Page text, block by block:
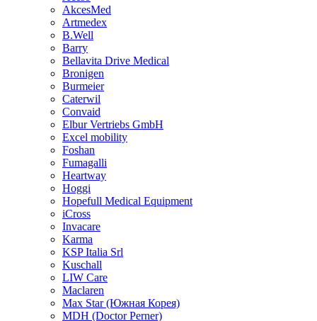
AkcesMed
Artmedex
B.Well
Barry
Bellavita Drive Medical
Bronigen
Burmeier
Caterwil
Convaid
Elbur Vertriebs GmbH
Excel mobility
Foshan
Fumagalli
Heartway
Hoggi
Hopefull Medical Equipment
iCross
Invacare
Karma
KSP Italia Srl
Kuschall
LIW Care
Maclaren
Max Star (Южная Корея)
MDH (Doctor Perner)